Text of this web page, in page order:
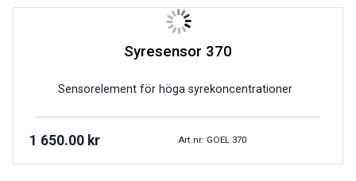
Syresensor 370
Sensorelement för höga syrekoncentrationer
1 650.00 kr Art.nr: GOEL 370